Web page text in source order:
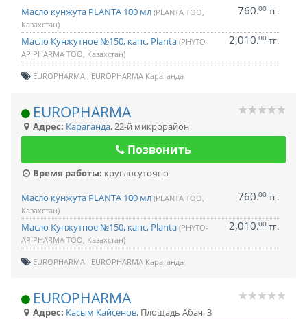
Масло кунжута PLANTA 100 мл (PLANTA ТОО,
Казахстан)
760.00 тг.
Масло Кунжутное №150, капс, Planta (PHYTO-
APIPHARMA ТОО, Казахстан)
2,010.00 тг.
EUROPHARMA EUROPHARMA Караганда
EUROPHARMA
Адрес: Караганда,22-й микрорайон
Позвонить
Время работы: круглосуточно
Масло кунжута PLANTA 100 мл (PLANTA ТОО,
Казахстан)
760.00 тг.
Масло Кунжутное №150, капс, Planta (PHYTO-
APIPHARMA ТОО, Казахстан)
2,010.00 тг.
EUROPHARMA EUROPHARMA Караганда
EUROPHARMA
Адрес: Касым Кайсенов, Площадь Абая, 3